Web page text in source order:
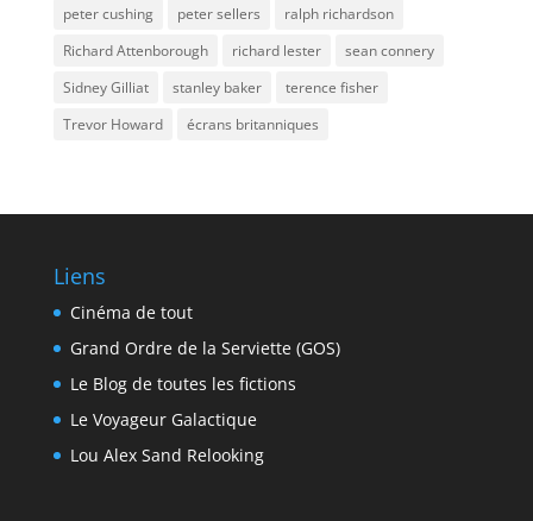
peter cushing
peter sellers
ralph richardson
Richard Attenborough
richard lester
sean connery
Sidney Gilliat
stanley baker
terence fisher
Trevor Howard
écrans britanniques
Liens
Cinéma de tout
Grand Ordre de la Serviette (GOS)
Le Blog de toutes les fictions
Le Voyageur Galactique
Lou Alex Sand Relooking